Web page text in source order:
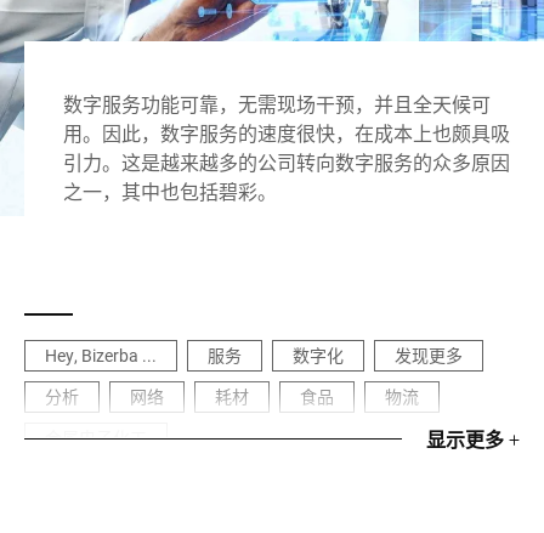
数字服务功能可靠，无需现场干预，并且全天候可
用。因此，数字服务的速度很快，在成本上也颇具吸
引力。这是越来越多的公司转向数字服务的众多原因
之一，其中也包括碧彩。
Hey, Bizerba ... 服务 数字化
发现更多
分析
网络 耗材 食品
物流
金属电子化工
显示更多+